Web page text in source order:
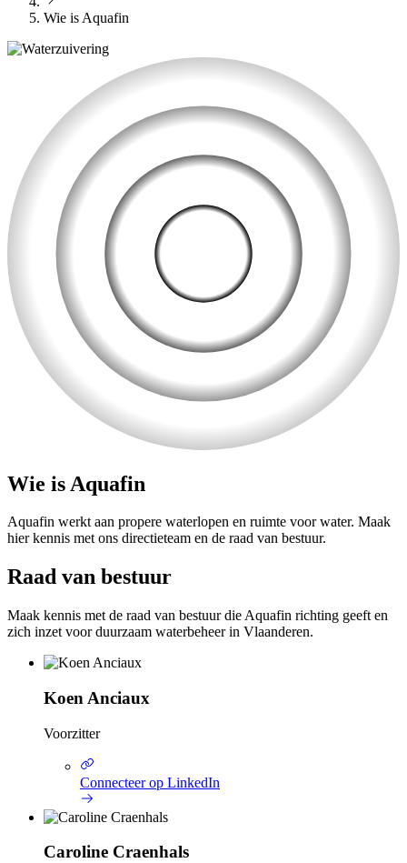
Wie is Aquafin
Wie is Aquafin
Aquafin werkt aan propere waterlopen en ruimte voor water. Maak
hier kennis met ons directieteam en de raad van bestuur.
Raad van bestuur
Maak kennis met de raad van bestuur die Aquafin richting geeft en
zich inzet voor duurzaam waterbeheer in Vlaanderen.
Koen Anciaux
Voorzitter
Connecteer op LinkedIn
Caroline Craenhals